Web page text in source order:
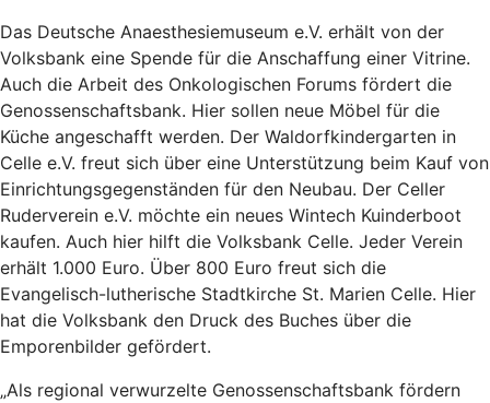
Das Deutsche Anaesthesiemuseum e.V. erhält von der
Volksbank eine Spende für die Anschaffung einer Vitrine.
Auch die Arbeit des Onkologischen Forums fördert die
Genossenschaftsbank. Hier sollen neue Möbel für die
Küche angeschafft werden. Der Waldorfkindergarten in
Celle e.V. freut sich über eine Unterstützung beim Kauf von
Einrichtungsgegenständen für den Neubau. Der Celler
Ruderverein e.V. möchte ein neues Wintech Kuinderboot
kaufen. Auch hier hilft die Volksbank Celle. Jeder Verein
erhält 1.000 Euro. Über 800 Euro freut sich die
Evangelisch-lutherische Stadtkirche St. Marien Celle. Hier
hat die Volksbank den Druck des Buches über die
Emporenbilder gefördert.
„Als regional verwurzelte Genossenschaftsbank fördern